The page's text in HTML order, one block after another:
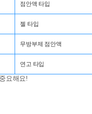
점안액 타입
젤 타입
무방부제 점안액
연고 타입
요해요!